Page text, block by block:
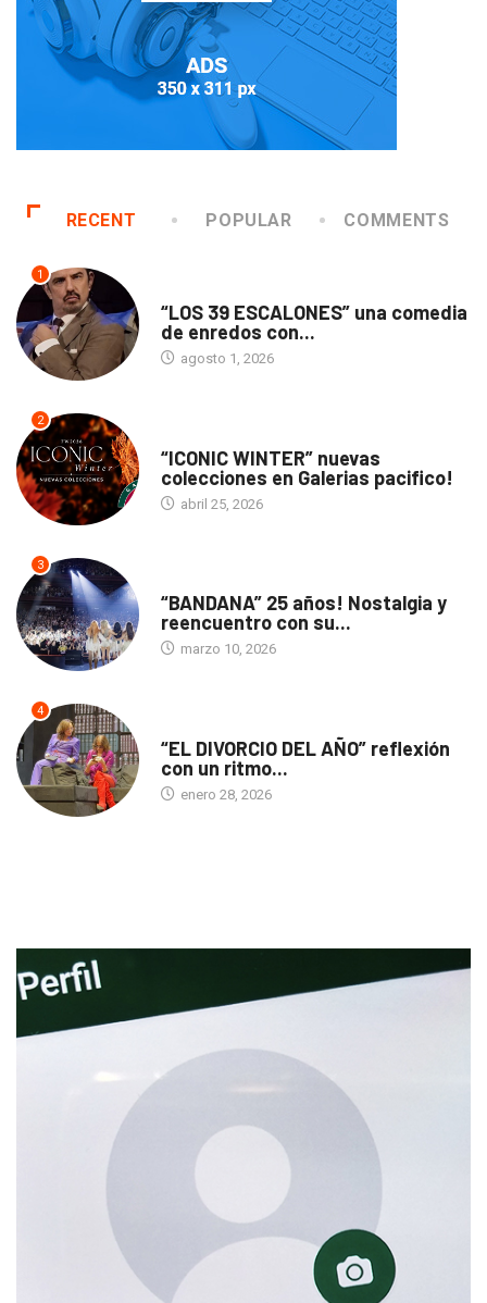
RECENT POPULAR COMMENTS
1
“LOS 39 ESCALONES” una comedia
de enredos con...
agosto 1, 2026
2
“ICONIC WINTER” nuevas
colecciones en Galerias pacifico!
abril 25, 2026
3
“BANDANA” 25 años! Nostalgia y
reencuentro con su...
marzo 10, 2026
4
“EL DIVORCIO DEL AÑO” reflexión
con un ritmo...
enero 28, 2026